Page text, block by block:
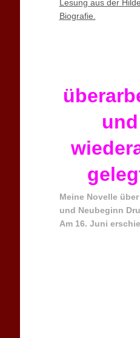
Lesung aus der
Biografie.
und
Meine Novelle über
und Neubeginn
Am 16. Juni